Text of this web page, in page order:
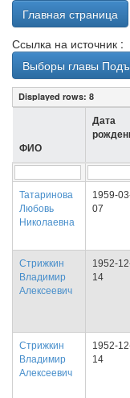
Главная страница
Ссылка на источник :
Выборы главы
Displayed rows: 8
ФИО
Дата
Татаринова
Любовь
Николаевна
1959-
07
Стрижкин
Владимир
Алексеевич
1952-
14
Стрижкин
Владимир
Алексеевич
1952-
14